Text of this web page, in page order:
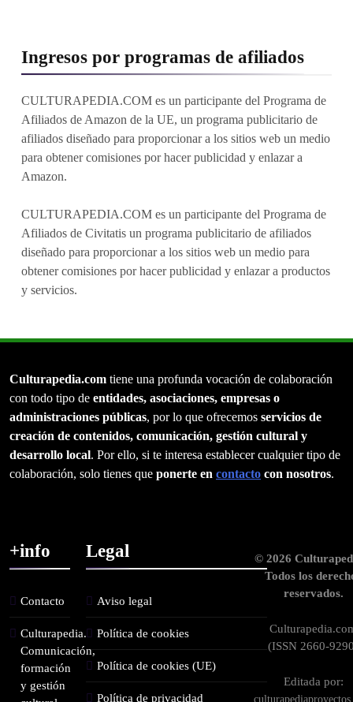
Ingresos por programas de afiliados
CULTURAPEDIA.COM es un participante del Programa de
Afiliados de Amazon de la UE, un programa publicitario de
afiliados diseñado para proporcionar a los sitios web un medio
para obtener comisiones por hacer publicidad y enlazar a
Amazon.
CULTURAPEDIA.COM es un participante del Programa de
Afiliados de Civitatis un programa publicitario de afiliados
diseñado para proporcionar a los sitios web un medio para
obtener comisiones por hacer publicidad y enlazar a productos
y servicios.
Culturapedia.com tiene una profunda vocación de colaboración
con todo tipo de entidades, asociaciones, empresas o
administraciones públicas, por lo que ofrecemos servicios de
creación de contenidos, comunicación, gestión cultural y
desarrollo local. Por ello, si te interesa establecer cualquier tipo de
colaboración, solo tienes que ponerte en contacto con nosotros.
+info
Contacto
Culturapedia.
Comunicación,
formación
y gestión
Legal
Aviso legal
Política de cookies
Política de cookies (UE)
Política de privacidad
© 2026
Todos los
reservados.
(ISSN 2660-
Editada por: